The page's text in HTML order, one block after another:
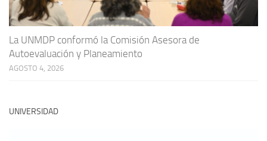
La UNMDP conformó la Comisión Asesora de
Autoevaluación y Planeamiento
AGOSTO 4, 2026
UNIVERSIDAD